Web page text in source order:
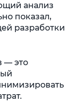
анализ
показал,
разработки
— это